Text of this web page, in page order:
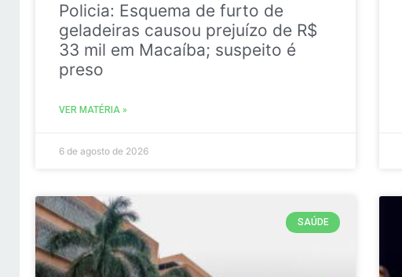
Policia: Esquema de furto de
geladeiras causou prejuízo de R$
33 mil em Macaíba; suspeito é
preso
VER MATÉRIA »
6 de agosto de 2026
SAÚDE